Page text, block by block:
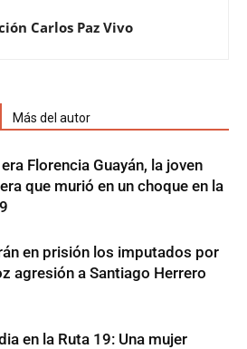
Carlos Paz Vivo
Más del autor
Florencia Guayán, la joven
que murió en un choque en la
en prisión los imputados por
agresión a Santiago Herrero
en la Ruta 19: Una mujer